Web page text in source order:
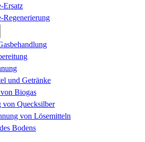
Ersatz
und Getränke
Biogas
von Quecksilber
von Lösemitteln
Bodens